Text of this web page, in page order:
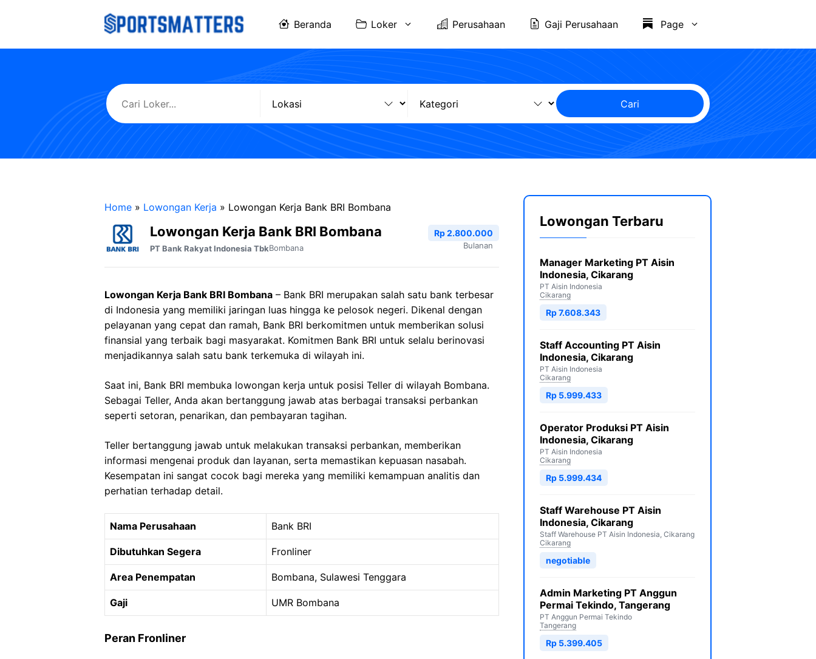
Beranda Loker Perusahaan Gaji Perusahaan Page
Cari
Home » Lowongan Kerja » Lowongan Kerja Bank BRI Bombana
Lowongan Kerja Bank BRI Bombana
PT Bank Rakyat Indonesia TbkBombana
Rp 2.800.000
Bulanan
Lowongan Kerja Bank BRI Bombana – Bank BRI merupakan salah satu bank terbesar
di Indonesia yang memiliki jaringan luas hingga ke pelosok negeri. Dikenal dengan
pelayanan yang cepat dan ramah, Bank BRI berkomitmen untuk memberikan solusi
finansial yang terbaik bagi masyarakat. Komitmen Bank BRI untuk selalu berinovasi
menjadikannya salah satu bank terkemuka di wilayah ini.
Saat ini, Bank BRI membuka lowongan kerja untuk posisi Teller di wilayah Bombana.
Sebagai Teller, Anda akan bertanggung jawab atas berbagai transaksi perbankan
seperti setoran, penarikan, dan pembayaran tagihan.
Teller bertanggung jawab untuk melakukan transaksi perbankan, memberikan
informasi mengenai produk dan layanan, serta memastikan kepuasan nasabah.
Kesempatan ini sangat cocok bagi mereka yang memiliki kemampuan analitis dan
perhatian terhadap detail.
Nama Perusahaan Bank BRI
Dibutuhkan Segera Fronliner
Area Penempatan Bombana, Sulawesi Tenggara
Gaji UMR Bombana
Peran Fronliner
Lowongan Terbaru
Manager Marketing PT Aisin
Indonesia, Cikarang
PT Aisin Indonesia
Cikarang
Rp 7.608.343
Staff Accounting PT Aisin
Indonesia, Cikarang
PT Aisin Indonesia
Cikarang
Rp 5.999.433
Operator Produksi PT Aisin
Indonesia, Cikarang
PT Aisin Indonesia
Cikarang
Rp 5.999.434
Staff Warehouse PT Aisin
Indonesia, Cikarang
Staff Warehouse PT Aisin Indonesia, Cikarang
Cikarang
negotiable
Admin Marketing PT Anggun
Permai Tekindo, Tangerang
PT Anggun Permai Tekindo
Tangerang
Rp 5.399.405